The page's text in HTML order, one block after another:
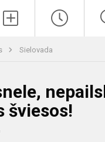
Sielovada
šviesos!